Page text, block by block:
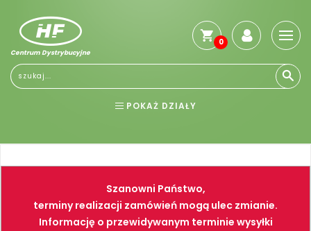
Centrum Dystrybucyjne
0
POKAŻ DZIAŁY
NARZĘDZIA SPAWALNICTWO
FARBY PNEUMATYKA
Szanowni Państwo,
terminy realizacji zamówień mogą ulec zmianie.
Informację o przewidywanym terminie wysyłki